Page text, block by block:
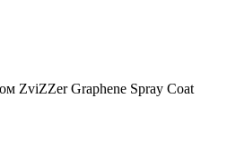
ZviZZer Graphene Spray Coat